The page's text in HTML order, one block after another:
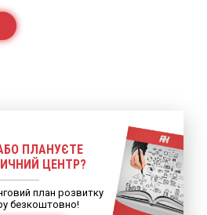
ПЛАНУЄТЕ
ЦЕНТР?
план розвитку
безкоштовно!